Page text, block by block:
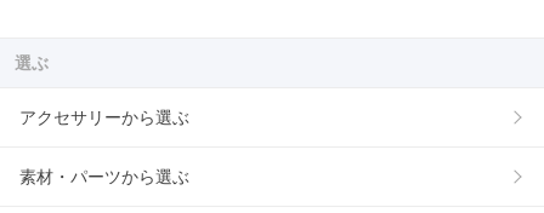
選ぶ
アクセサリーから選ぶ
素材・パーツから選ぶ